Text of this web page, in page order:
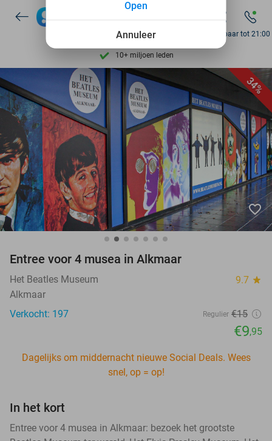
7 dagen per week beschikbaar
10+ miljoen leden
9,4 op basis van
Ontdek 15.000+ deals
7 dagen per week beschikbaar
10+ miljoen leden
Bereikbaar tot 21:00
34%
favorite_border
Entree voor 4 musea in Alkmaar
Het Beatles Museum 9.7 star
Alkmaar
Verkocht: 197
Regulier €15
€9,95
Dagelijks om middernacht nieuwe Social Deals. Wees
snel, op = op!
In het kort
Entree voor 4 musea in Alkmaar: bezoek het grootste
Annuleer
Open